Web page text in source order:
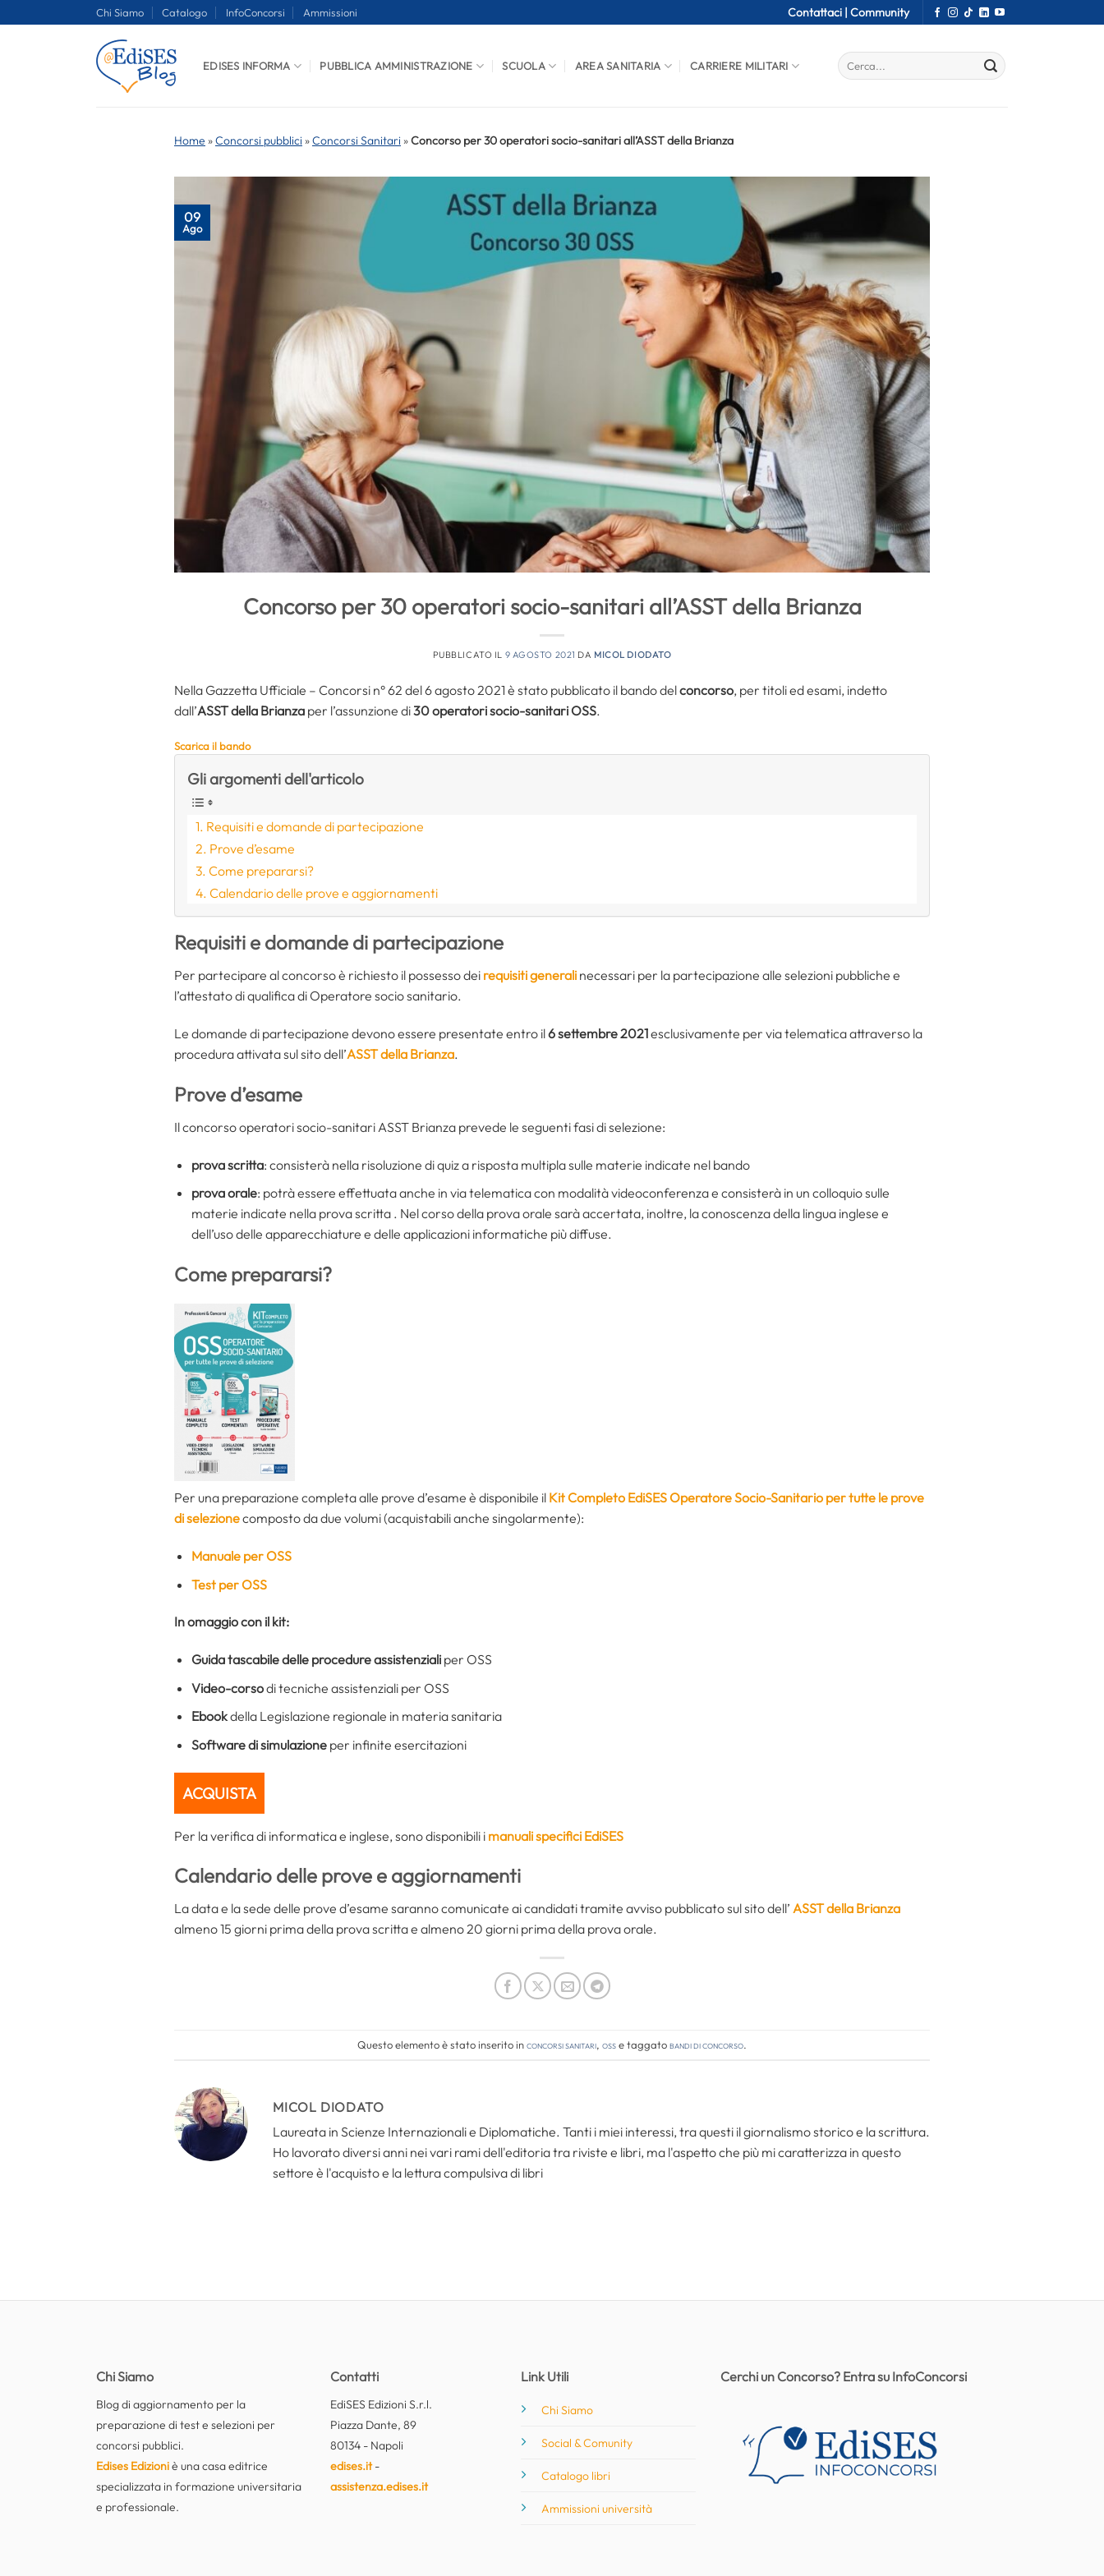
Chi Siamo Catalogo InfoConcorsi Ammissioni Contattaci | Community
EDISES INFORMA PUBBLICA AMMINISTRAZIONE SCUOLA AREA SANITARIA CARRIERE MILITARI
Home »Concorsi pubblici »Concorsi Sanitari »Concorso per 30 operatori socio-sanitari all’ASST della Brianza
09
Ago
Concorso per 30 operatori socio-sanitari all’ASST della Brianza
PUBBLICATO IL 9 AGOSTO 2021 DA MICOL DIODATO
Nella Gazzetta Ufficiale – Concorsi n° 62 del 6 agosto 2021 è stato pubblicato il bando delconcorso, per titoli ed esami, indetto
dall’ASST della Brianza per l’assunzione di30 operatori socio-sanitari OSS.
Scarica il bando
Gli argomenti dell'articolo
Requisiti e domande di partecipazione
Prove d’esame
Come prepararsi?
Calendario delle prove e aggiornamenti
Requisiti e domande di partecipazione
Per partecipare al concorso è richiesto il possesso dei requisiti generali necessari per la partecipazione alle selezioni pubbliche e
l’attestato di qualifica di Operatore socio sanitario.
Le domande di partecipazione devono essere presentate entro il6 settembre 2021esclusivamente per via telematica attraverso la
procedura attivata sul sito dell’ASST della Brianza.
Prove d’esame
Il concorso operatori socio-sanitari ASST Brianza prevede le seguenti fasi di selezione:
prova scritta: consisterà nella risoluzione di quiz a risposta multipla sulle materie indicate nel bando
prova orale: potrà essere effettuata anche in via telematica con modalità videoconferenza e consisterà in un colloquio sulle
materie indicate nella prova scritta . Nel corso della prova orale sarà accertata, inoltre, la conoscenza della lingua inglese e
dell’uso delle apparecchiature e delle applicazioni informatiche più diffuse.
Come prepararsi?
Per una preparazione completa alle prove d’esame è disponibile il Kit Completo EdiSES Operatore Socio-Sanitario per tutte le prove
di selezionecomposto da due volumi (acquistabili anche singolarmente):
Manuale per OSS
Test per OSS
In omaggio con il kit:
Guida tascabile delle procedure assistenziali per OSS
Video-corsodi tecniche assistenziali per OSS
Ebookdella Legislazione regionale in materia sanitaria
Software di simulazioneper infinite esercitazioni
ACQUISTA
Per la verifica di informatica e inglese, sono disponibili i manuali specifici EdiSES
Calendario delle prove e aggiornamenti
La data e la sede delle prove d’esame saranno comunicate ai candidati tramite avviso pubblicato sul sito dell’ ASST della Brianza
almeno 15 giorni prima della prova scritta e almeno 20 giorni prima della prova orale.
Questo elemento è stato inserito inConcorsi Sanitari, OSSe taggatobandi di concorso.
MICOL DIODATO
Laureata in Scienze Internazionali e Diplomatiche. Tanti i miei interessi, tra questi il giornalismo storico e la scrittura.
Ho lavorato diversi anni nei vari rami dell'editoria tra riviste e libri, ma l'aspetto che più mi caratterizza in questo
settore è l'acquisto e la lettura compulsiva di libri
Chi Siamo
Blog di aggiornamento per la
preparazione di test e selezioni per
concorsi pubblici.
Edises Edizioniè una casa editrice
specializzata in formazione universitaria
e professionale.
Contatti
EdiSES Edizioni S.r.l.
Piazza Dante, 89
80134 - Napoli
edises.it-
assistenza.edises.it
Link Utili
Chi Siamo
Social & Comunity
Catalogo libri
Ammissioni università
Cerchi un Concorso? Entra su InfoConcorsi